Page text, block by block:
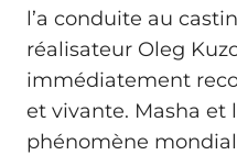
l’a conduite au
réalisateur Oleg
immédiatement
et vivante. Masha et
phénomène